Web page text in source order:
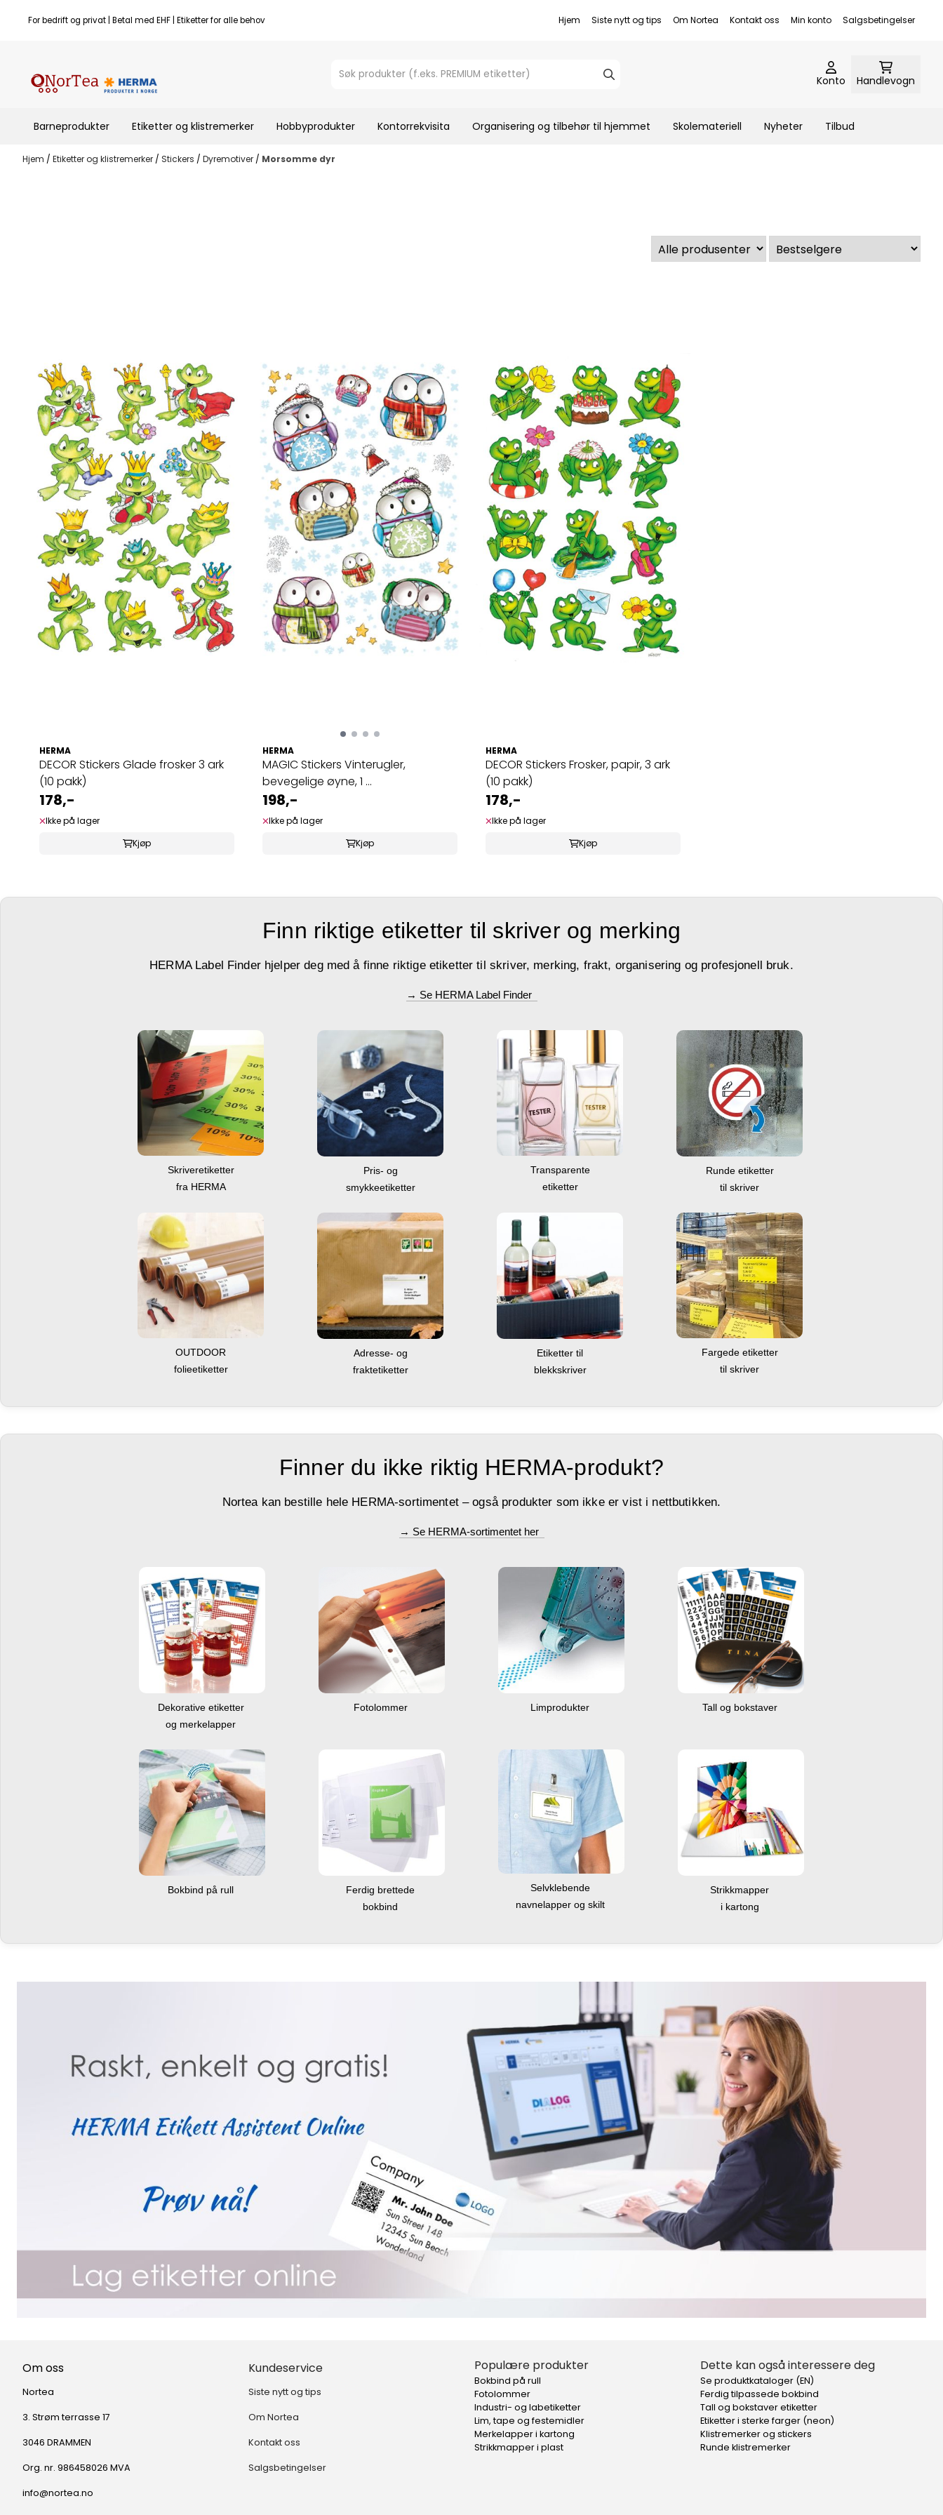
Hopp til innhold
For bedrift og privat | Betal med EHF | Etiketter for alle behov Hjem Siste nytt og tips Om Nortea Kontakt oss Min konto Salgsbetingelser
Konto Handlevogn
Barneprodukter Etiketter og klistremerker Hobbyprodukter Kontorrekvisita Organisering og tilbehør til hjemmet Skolemateriell Nyheter Tilbud
Hjem / Etiketter og klistremerker / Stickers / Dyremotiver / Morsomme dyr
HERMA
DECOR Stickers Glade frosker 3 ark
(10 pakk)
178,-
Ikke på lager
Kjøp
HERMA
MAGIC Stickers Vinterugler,
bevegelige øyne, 1 ...
198,-
Ikke på lager
Kjøp
HERMA
DECOR Stickers Frosker, papir, 3 ark
(10 pakk)
178,-
Ikke på lager
Kjøp
Finn riktige etiketter til skriver og merking
HERMA Label Finder hjelper deg med å finne riktige etiketter til skriver, merking, frakt, organisering og profesjonell bruk.
→ Se HERMA Label Finder
Skriveretiketter
fra HERMA
Pris- og
smykkeetiketter
Transparente
etiketter
Runde etiketter
til skriver
OUTDOOR
folieetiketter
Adresse- og
fraktetiketter
Etiketter til
blekkskriver
Fargede etiketter
til skriver
Finner du ikke riktig HERMA-produkt?
Nortea kan bestille hele HERMA-sortimentet – også produkter som ikke er vist i nettbutikken.
→ Se HERMA-sortimentet her
Dekorative etiketter
og merkelapper
Fotolommer Limprodukter Tall og bokstaver
Bokbind på rull
Ferdig brettede
bokbind
Selvklebende
navnelapper og skilt
Strikkmapper
i kartong
Om oss
Nortea
3. Strøm terrasse 17
3046 DRAMMEN
Org. nr. 986458026 MVA
info@nortea.no
Kundeservice
Siste nytt og tips
Om Nortea
Kontakt oss
Salgsbetingelser
Populære produkter
Bokbind på rull
Fotolommer
Industri- og labetiketter
Lim, tape og festemidler
Merkelapper i kartong
Strikkmapper i plast
Dette kan også interessere deg
Se produktkataloger (EN)
Ferdig tilpassede bokbind
Tall og bokstaver etiketter
Etiketter i sterke farger (neon)
Klistremerker og stickers
Runde klistremerker